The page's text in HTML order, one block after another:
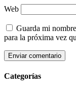
Web
Guarda mi
para la próxima vez
Categorías